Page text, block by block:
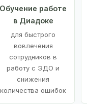
Обучение работе
в Диадоке
для быстрого
вовлечения
сотрудников в
работу с ЭДО и
снижения
количества ошибок